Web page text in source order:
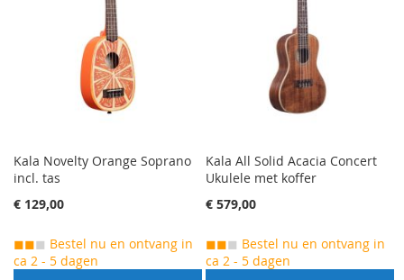
VERGELIJKEN
VERGELIJKEN
Kala Novelty Orange Soprano
incl. tas
€ 129,00
◼◼◼ Bestel nu en ontvang in
ca 2 - 5 dagen
Kala All Solid Acacia Concert
Ukulele met koffer
€ 579,00
◼◼◼ Bestel nu en ontvang in
ca 2 - 5 dagen